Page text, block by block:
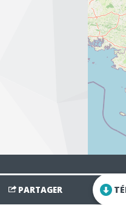
PARTAGER